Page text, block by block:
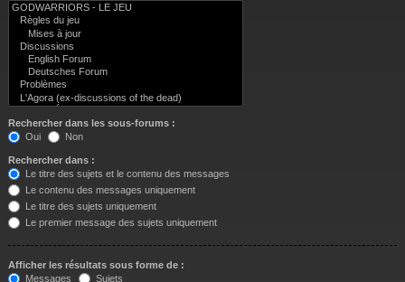
Rechercher dans les sous-forums :
Oui
Non
Rechercher dans :
Le titre des sujets et le contenu des messages
Le contenu des messages uniquement
Le titre des sujets uniquement
Le premier message des sujets uniquement
Afficher les résultats sous forme de :
Messages
Sujets